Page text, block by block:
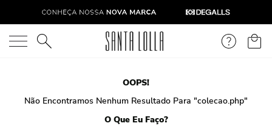
O que você está procurando?
OOPS!
Não Encontramos Nenhum Resultado Para "colecao.php"
O Que Eu Faço?